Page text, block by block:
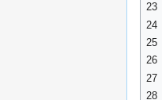
23
24
25
26
27
28